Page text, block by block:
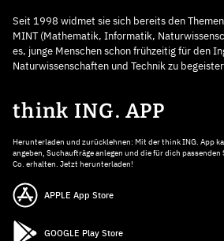
Seit 1998 widmet sie sich bereits den
MINT (Mathematik, Informatik,
es, junge Menschen schon frühzeitig für den
Naturwissenschaften und Technik zu
think ING. APP
Herunterladen und zurücklehnen: Mit der think ING. App
angeben, Suchaufträge anlegen und die für dich
Co. erhalten. Jetzt herunterladen!
APPLE App Store
GOOGLE Play Store